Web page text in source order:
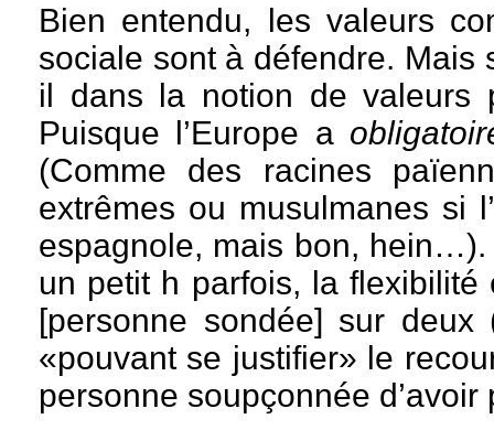
Bien entendu, les valeurs
sociale sont à défendre. Mais
il dans la notion de valeurs
Puisque l’Europe a
(Comme des racines
extrêmes ou musulmanes si
espagnole, mais bon, hein…).
un petit h parfois, la
[personne sondée] sur
«pouvant se justifier» le
personne soupçonnée